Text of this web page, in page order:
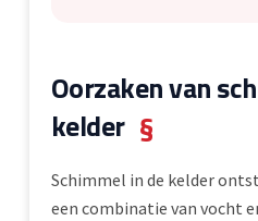
Oorzaken van
kelder §
Schimmel in de kelder
een combinatie van vocht